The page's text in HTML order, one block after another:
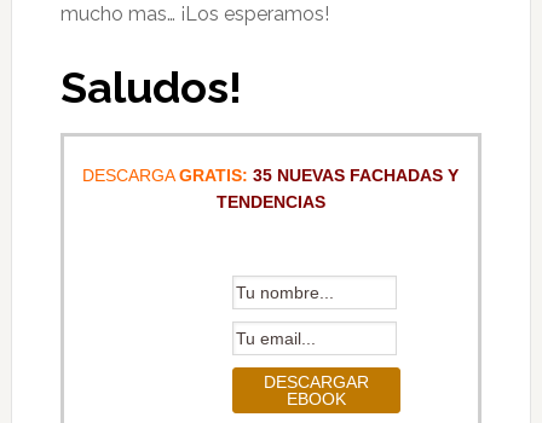
mucho mas… ¡Los esperamos!
Saludos!
DESCARGAGRATIS: 35 NUEVAS FACHADAS Y
TENDENCIAS